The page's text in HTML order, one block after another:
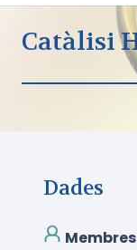
Catàlisi
Dades
Membres